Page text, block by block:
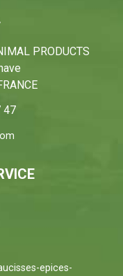
PRODUCTS
47
epices-